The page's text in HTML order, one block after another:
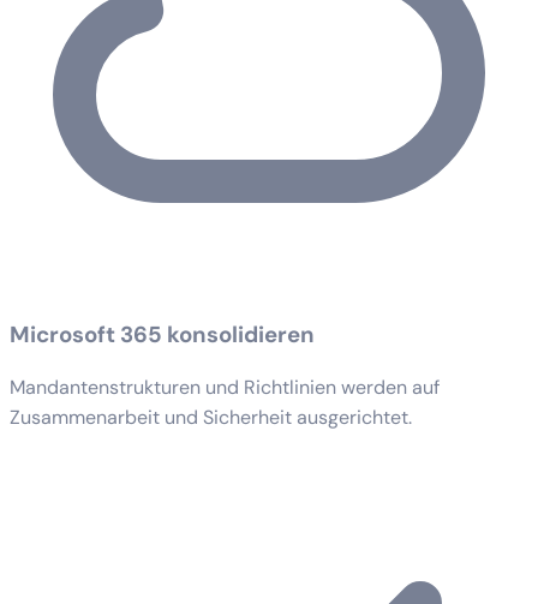
Microsoft 365 konsolidieren
Mandantenstrukturen und Richtlinien werden auf
Zusammenarbeit und Sicherheit ausgerichtet.